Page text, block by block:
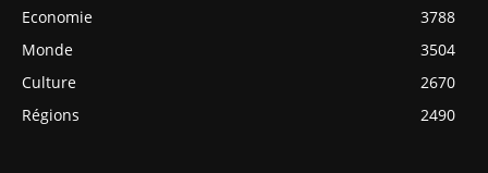
Economie
3788
Monde
3504
Culture
2670
Régions
2490